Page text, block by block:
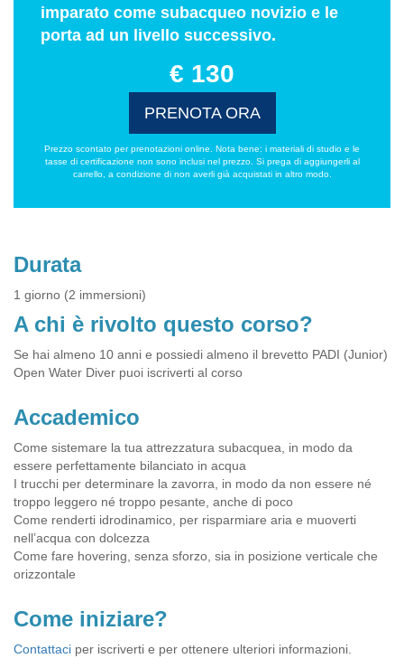
imparato come subacqueo novizio e le
porta ad un livello successivo.
€ 130
PRENOTA ORA
Prezzo scontato per prenotazioni online. Nota bene: i materiali di studio e le
tasse di certificazione non sono inclusi nel prezzo. Si prega di aggiungerli al
carrello, a condizione di non averli già acquistati in altro modo.
Durata
1 giorno (2 immersioni)
A chi è rivolto questo corso?
Se hai almeno 10 anni e possiedi almeno il brevetto PADI (Junior)
Open Water Diver puoi iscriverti al corso
Accademico
Come sistemare la tua attrezzatura subacquea, in modo da
essere perfettamente bilanciato in acqua
I trucchi per determinare la zavorra, in modo da non essere né
troppo leggero né troppo pesante, anche di poco
Come renderti idrodinamico, per risparmiare aria e muoverti
nell’acqua con dolcezza
Come fare hovering, senza sforzo, sia in posizione verticale che
orizzontale
Come iniziare?
Contattaci per iscriverti e per ottenere ulteriori informazioni.